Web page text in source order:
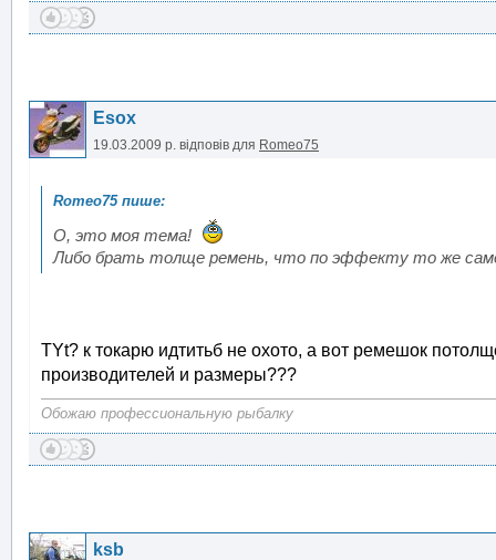
Esox
19.03.2009 р. відповів для Romeo75
О, это моя тема!
Либо брать толще ремень, что по эффекту то же
TYt? к токарю идтитьб не охото, а вот ремешок
производителей и размеры???
Обожаю профессиональную рыбалку
ksb